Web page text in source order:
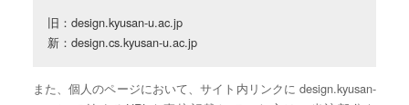
旧：design.kyusan-u.ac.jp
新：design.cs.kyusan-u.ac.jp
また、個人のページにおいて、サイト内リンクに design.kyusan-